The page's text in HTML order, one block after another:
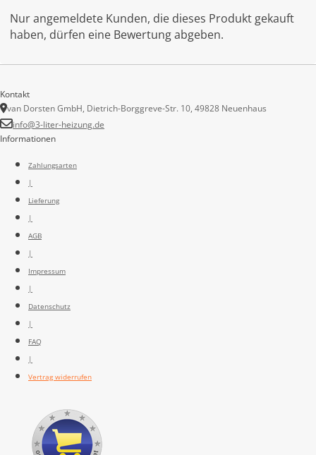
Nur angemeldete Kunden, die dieses Produkt gekauft
haben, dürfen eine Bewertung abgeben.
Informationen
Zahlungsarten
|
Lieferung
|
AGB
|
Impressum
|
Datenschutz
|
FAQ
|
Vertrag widerrufen
Kontakt
van Dorsten GmbH, Dietrich-Borggreve-Str. 10, 49828 Neuenhaus
info@3-liter-heizung.de